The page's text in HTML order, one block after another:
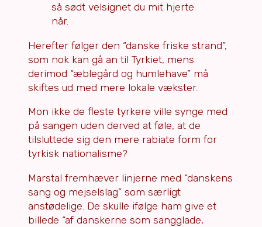
så sødt velsignet du mit hjerte
når.
Herefter følger den “danske friske strand”,
som nok kan gå an til Tyrkiet, mens
derimod “æblegård og humlehave” må
skiftes ud med mere lokale vækster.
Mon ikke de fleste tyrkere ville synge med
på sangen uden derved at føle, at de
tilsluttede sig den mere rabiate form for
tyrkisk nationalisme?
Marstal fremhæver linjerne med “danskens
sang og mejselslag” som særligt
anstødelige. De skulle ifølge ham give et
billede “af danskerne som sangglade,